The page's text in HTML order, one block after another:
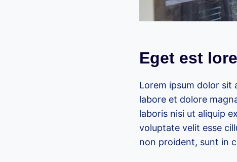
Eget est
Lorem ipsum dolor sit
labore et dolore
laboris nisi ut aliquip
voluptate velit esse
non proident, sunt in